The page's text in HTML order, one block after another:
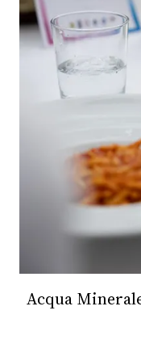
FOTO
CONCORSI
PRINCIPATO
DI
MONACO
Acqua